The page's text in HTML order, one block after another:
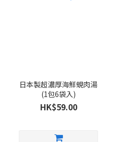
日本製超濃厚海鮮蜆肉湯
(1包6袋入)
HK$59.00